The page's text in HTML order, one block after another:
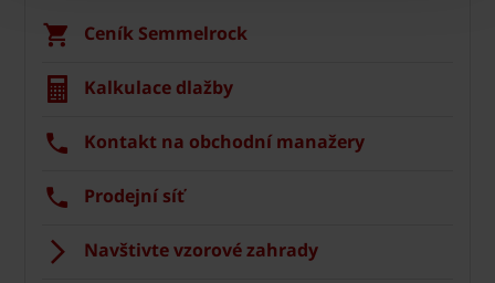
Ceník Semmelrock
Kalkulace dlažby
Kontakt na obchodní manažery
Prodejní síť
Navštivte vzorové zahrady